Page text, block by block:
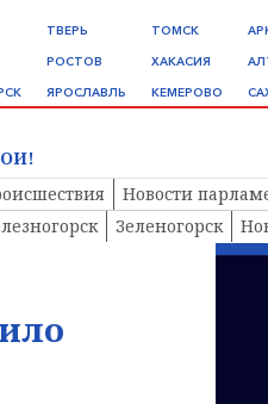
ТВЕРЬ
РОСТОВ
ЯРОСЛАВЛЬ
ТОМСК
ХАКАСИЯ
КЕМЕРОВО
Новости
Зеленогорск